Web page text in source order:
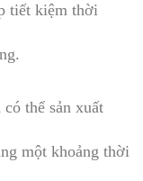
tiết kiệm thời
thể sản xuất
một khoảng thời